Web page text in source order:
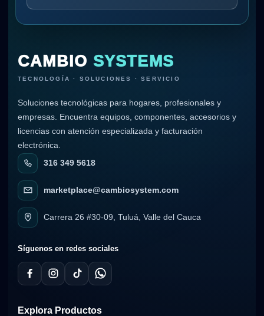
CAMBIO SYSTEMS
TECNOLOGÍA · SOLUCIONES · SERVICIO
Soluciones tecnológicas para hogares, profesionales y
empresas. Encuentra equipos, componentes, accesorios y
licencias con atención especializada y facturación
electrónica.
316 349 5618
marketplace@cambiosystem.com
Carrera 26 #30-09, Tuluá, Valle del Cauca
Síguenos en redes sociales
Explora Productos